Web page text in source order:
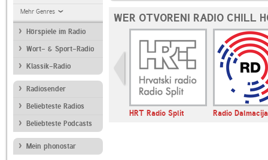
Mehr Genres
Hörspiele im Radio
Wort- & Sport-Radio
Klassik-Radio
Radiosender
Beliebteste Radios
Beliebteste Podcasts
Mein phonostar
WER OTVORENI RADIO CHILL
HRT Radio Split Radio Dalmacija